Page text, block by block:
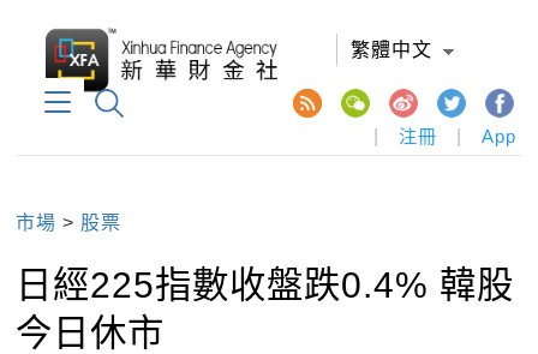
繁體中文
注冊 App
市場 > 股票
日經225指數收盤跌0.4% 韓股
今日休市